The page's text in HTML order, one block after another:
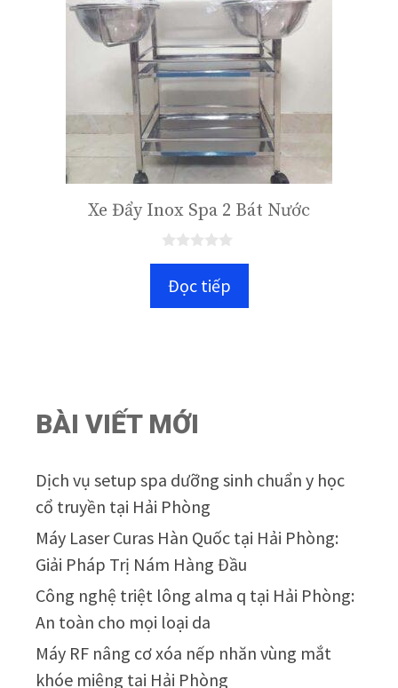
Xe Đẩy Inox Spa 2 Bát Nước
gĐọc tiếp
BÀI VIẾT MỚI
Dịch vụ setup spa dưỡng sinh chuẩn y học
cổ truyền tại Hải Phòng
Máy Laser Curas Hàn Quốc tại Hải Phòng:
Giải Pháp Trị Nám Hàng Đầu
Công nghệ triệt lông alma q tại Hải Phòng:
An toàn cho mọi loại da
Máy RF nâng cơ xóa nếp nhăn vùng mắt
khóe miệng tại Hải Phòng